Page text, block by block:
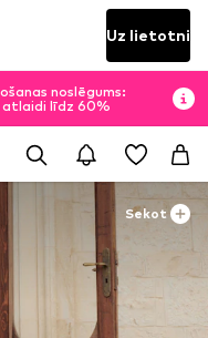
Uz lietotni
noslēgums:
atlaidi līdz 60%
Sekot